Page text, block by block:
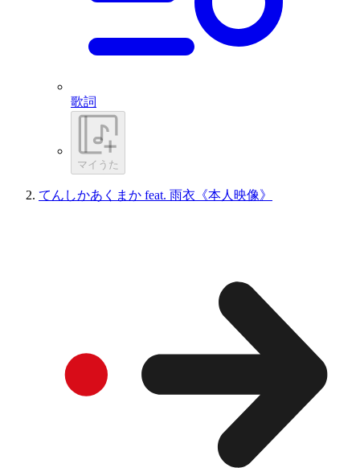
歌詞
マイうた
てんしかあくまか feat. 雨衣《本人映像》